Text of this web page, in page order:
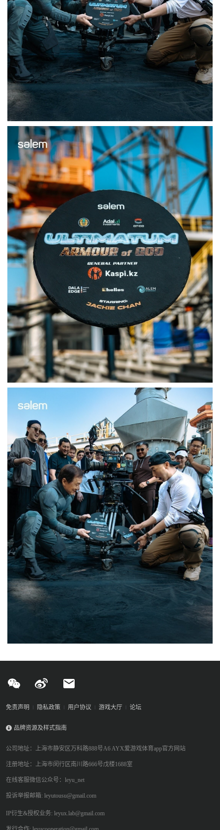
免责声明 隐私政策 用户协议 游戏大厅 论坛
品牌资源及样式指南
公司地址：上海市静安区万科路888号A6 AYX爱游戏体育app官方网站
注册地址：上海市闵行区南川路666号戊楼1688室
在线客服微信公众号：leyu_net
投诉举报邮箱: leyutousu@gmail.com
IP衍生&授权业务: leyux.lab@gmail.com